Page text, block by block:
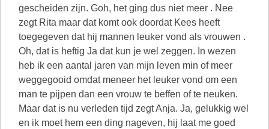
gescheiden zijn. Goh, het ging dus niet meer . Nee
zegt Rita maar dat komt ook doordat Kees heeft
toegegeven dat hij mannen leuker vond als vrouwen .
Oh, dat is heftig Ja dat kun je wel zeggen. In wezen
heb ik een aantal jaren van mijn leven min of meer
weggegooid omdat meneer het leuker vond om een
man te pijpen dan een vrouw te beffen of te neuken.
Maar dat is nu verleden tijd zegt Anja. Ja, gelukkig wel
en ik moet hem een ding nageven, hij laat me goed